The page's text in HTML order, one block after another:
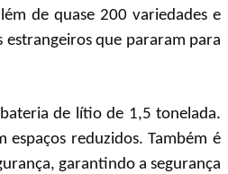
de quase 200 variedades e
que pararam para
de lítio de 1,5 tonelada.
reduzidos. Também é
garantindo a segurança